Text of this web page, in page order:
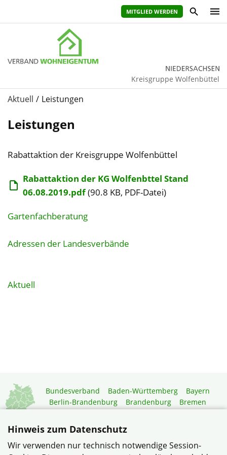
MITGLIED WERDEN
Kreisgruppe Wolfenbüttel
Aktuell Leistungen
Leistungen
Rabattaktion der Kreisgruppe Wolfenbüttel
Rabattaktion der KG Wolfenbttel Stand
06.08.2019.pdf(90.8 KB, PDF-Datei)
Gartenfachberatung
Adressen der Landesverbände
Aktuell
Bundesverband Baden-Württemberg
Bayern
Berlin-Brandenburg
Brandenburg
Bremen
Niedersachsen
Rheinland-Pfalz
Saarland
Sachsen-Anhalt
Schleswig-Holstein Thüringen
Hinweis zum Datenschutz
Wir verwenden nur technisch notwendige Session-